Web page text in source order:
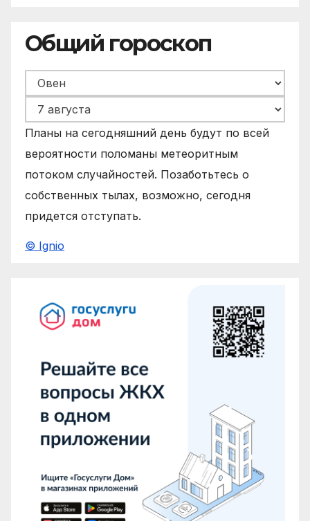
Общий гороскоп
Планы на сегодняшний день будут по всей
вероятности поломаны метеоритным
потоком случайностей. Позаботьтесь о
собственных тылах, возможно, сегодня
придется отступать.
© Ignio